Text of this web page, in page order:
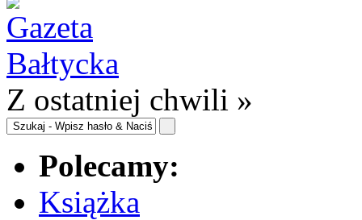
Z ostatniej chwili »
Polecamy:
Książka